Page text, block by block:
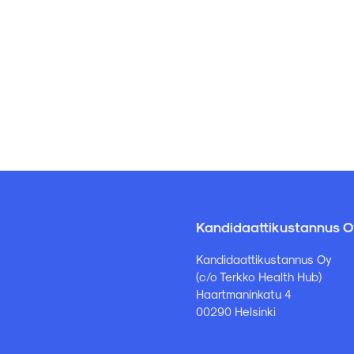
Kandidaattikustannus
Kandidaattikustannus Oy
(c/o Terkko Health Hub)
Haartmaninkatu 4
00290 Helsinki